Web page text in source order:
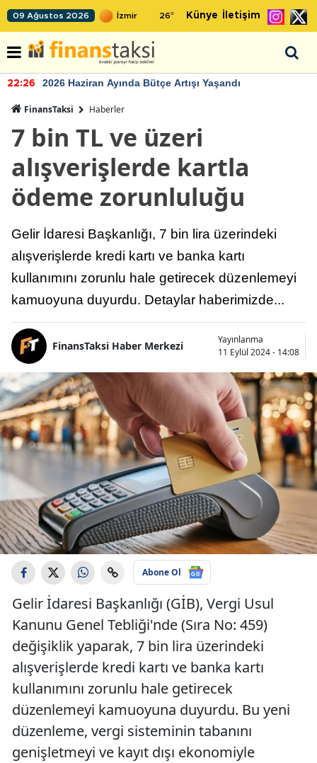
09 Ağustos 2026 26° Künye İletişim
22:26 2026 Haziran Ayında Bütçe Artışı Yaşandı
FinansTaksi Haberler
7 bin TL ve üzeri
alışverişlerde kartla
ödeme zorunluluğu
Gelir İdaresi Başkanlığı, 7 bin lira üzerindeki
alışverişlerde kredi kartı ve banka kartı
kullanımını zorunlu hale getirecek düzenlemeyi
kamuoyuna duyurdu. Detaylar haberimizde...
FinansTaksi Haber Merkezi
Yayınlanma
11 Eylül 2024 - 14:08
Abone Ol
Gelir İdaresi Başkanlığı (GİB), Vergi Usul
Kanunu Genel Tebliği'nde (Sıra No: 459)
değişiklik yaparak, 7 bin lira üzerindeki
alışverişlerde kredi kartı ve banka kartı
kullanımını zorunlu hale getirecek
düzenlemeyi kamuoyuna duyurdu. Bu yeni
düzenleme, vergi sisteminin tabanını
genişletmeyi ve kayıt dışı ekonomiyle